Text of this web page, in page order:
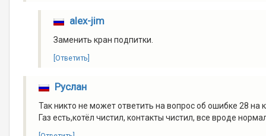
alex-jim
Заменить кран подпитки.
[Ответить]
Руслан
Так никто не может ответить на вопрос об ошибке 28 на
Газ есть,котёл чистил, контакты чистил, все вроде